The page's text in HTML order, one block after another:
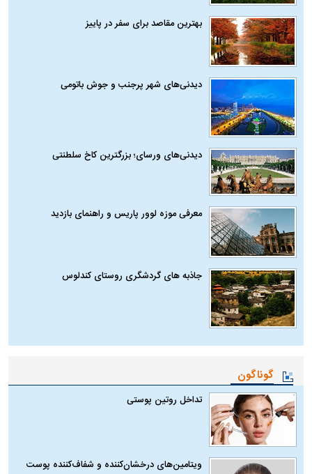
بهترین مقاصد برای سفر در پاییز
دیدنی‌های شهر پرجنب و جوش باتومی
دیدنی‌های ورسای؛ بزرگترین کاخ سلطنتی
معرفی موزه لوور پاریس و راهنمای بازدید
جاذبه های گردشگری روستای کندلوس
گوناگون
تداخل روتین پوستی
ویتامین‌های درخشان‌کننده و شفاف‌کننده پوست